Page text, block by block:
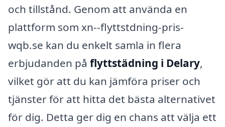
och tillstånd. Genom att använda en
plattform som xn--flyttstdning-pris-
wqb.se kan du enkelt samla in flera
erbjudanden på flyttstädning i Delary,
vilket gör att du kan jämföra priser och
tjänster för att hitta det bästa alternativet
för dig. Detta ger dig en chans att välja ett